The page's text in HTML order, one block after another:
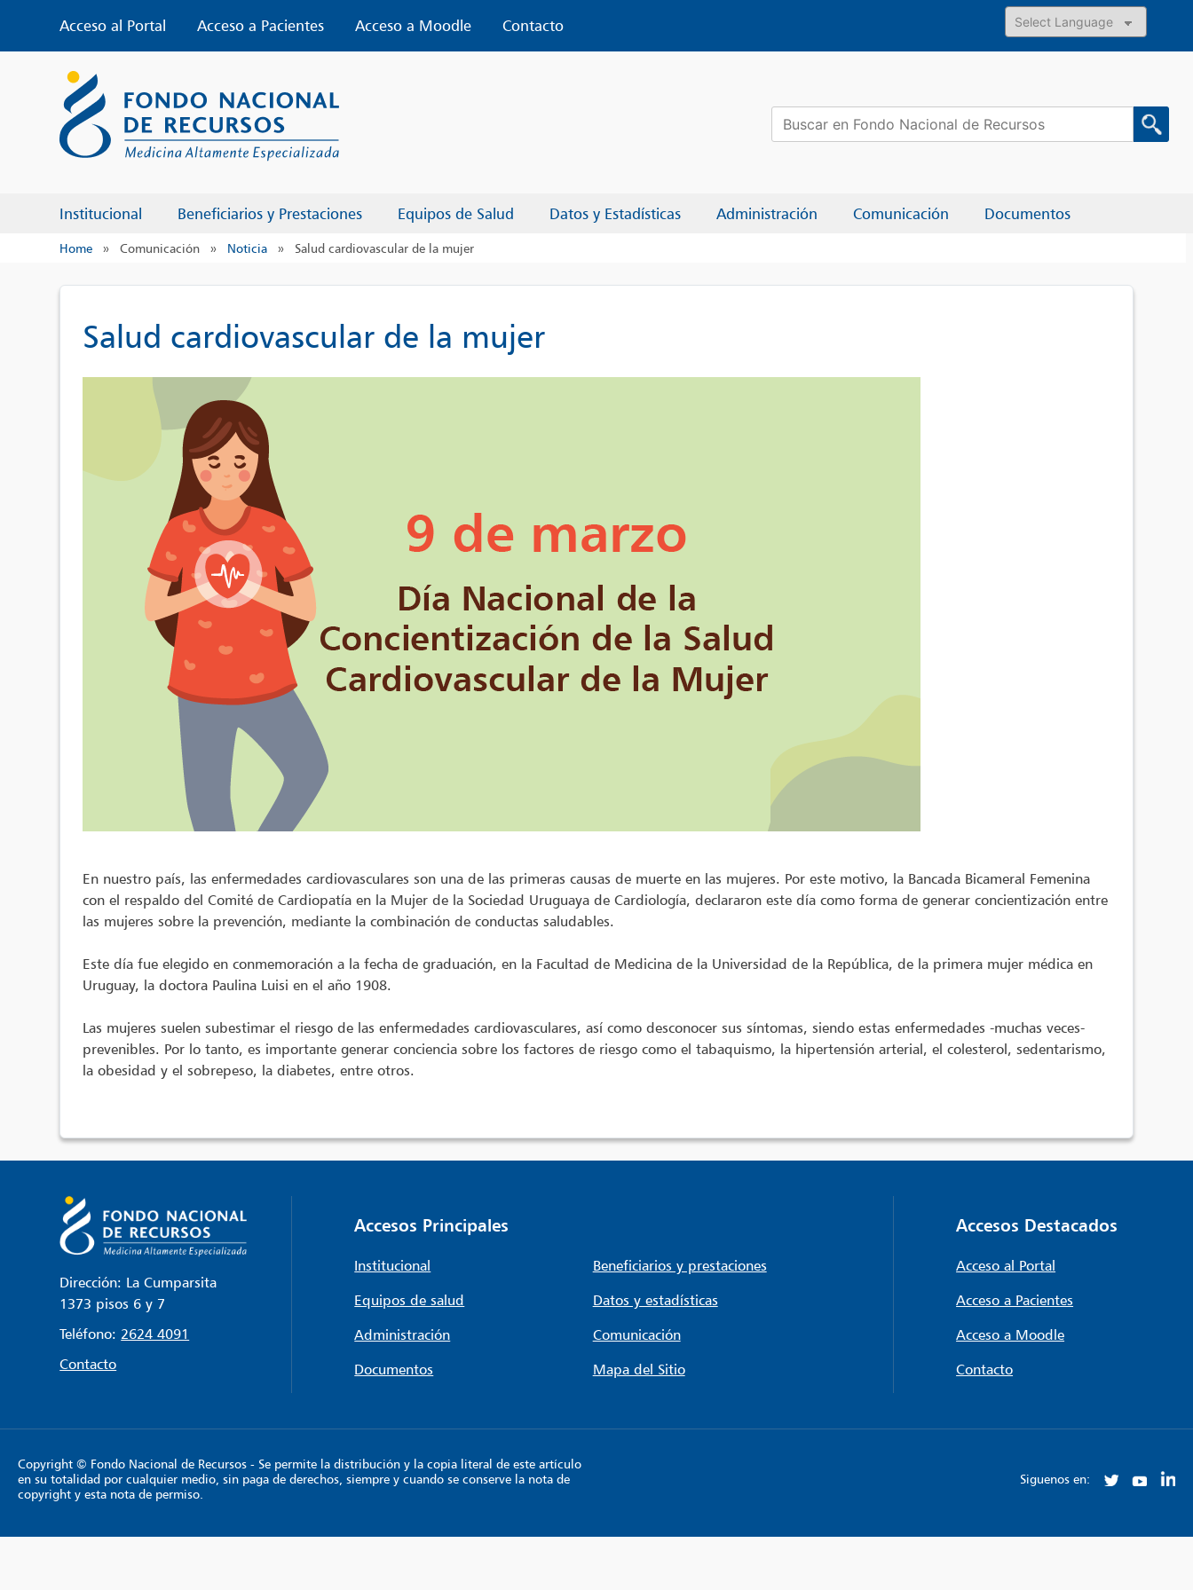
content
Acceso al Portal Acceso a Pacientes Acceso a Moodle
Contacto
Powered by
Institucional Beneficiarios y Prestaciones Equipos de Salud Datos y Estadísticas Administración Comunicación Documentos
Buscar:
Home » Comunicación » Noticia » Salud cardiovascular de la mujer
Salud cardiovascular de la mujer
En nuestro país, las enfermedades cardiovasculares son una de las primeras causas de muerte en las mujeres. Por este motivo, la Bancada Bicameral Femenina
con el respaldo del Comité de Cardiopatía en la Mujer de la Sociedad Uruguaya de Cardiología, declararon este día como forma de generar concientización entre
las mujeres sobre la prevención, mediante la combinación de conductas saludables.
Este día fue elegido en conmemoración a la fecha de graduación, en la Facultad de Medicina de la Universidad de la República, de la primera mujer médica en
Uruguay, la doctora Paulina Luisi en el año 1908.
Las mujeres suelen subestimar el riesgo de las enfermedades cardiovasculares, así como desconocer sus síntomas, siendo estas enfermedades -muchas veces-
prevenibles. Por lo tanto, es importante generar conciencia sobre los factores de riesgo como el tabaquismo, la hipertensión arterial, el colesterol, sedentarismo,
la obesidad y el sobrepeso, la diabetes, entre otros.
Dirección: La Cumparsita
1373 pisos 6 y 7
Teléfono: 2624 4091
Contacto
Accesos Principales
Institucional
Beneficiarios y prestaciones
Equipos de salud
Datos y estadísticas
Administración
Comunicación
Documentos
Mapa del Sitio
Accesos Destacados
Acceso al Portal
Acceso a Pacientes
Acceso a Moodle
Contacto
Copyright © Fondo Nacional de Recursos - Se permite la distribución y la copia literal de este artículo
en su totalidad por cualquier medio, sin paga de derechos, siempre y cuando se conserve la nota de
copyright y esta nota de permiso.
Siguenos en: